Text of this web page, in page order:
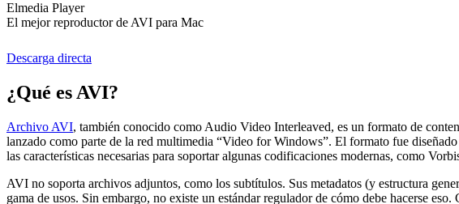
Elmedia Player
El mejor reproductor de AVI para Mac
Descarga directa
¿Qué es AVI?
Archivo AVI, también conocido como Audio Video Interleaved, es un formato de
lanzado como parte de la red multimedia “Video for Windows”. El formato fue
las características necesarias para soportar algunas codificaciones modernas, como
AVI no soporta archivos adjuntos, como los subtítulos. Sus metadatos (y estructura
gama de usos. Sin embargo, no existe un estándar regulador de cómo debe hacerse